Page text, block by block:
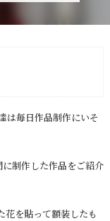
は毎日作品制作にいそ
制作した作品をご紹介
花を貼って額装したも